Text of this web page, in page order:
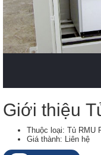
Giới thiệu
Thuộc loại: Tủ RMU
Giá thành: Liên hệ